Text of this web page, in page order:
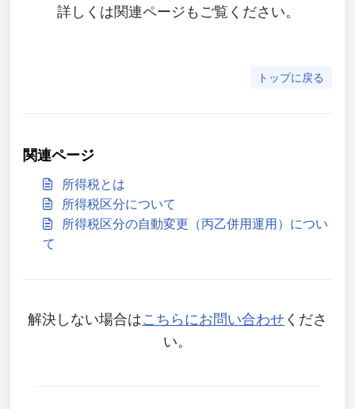
詳しくは関連ページもご覧ください。
トップに戻る
関連ページ
所得税とは
所得税区分について
所得税区分の自動変更（丙乙併用運用）につい
て
解決しない場合はこちらにお問い合わせくださ
い。